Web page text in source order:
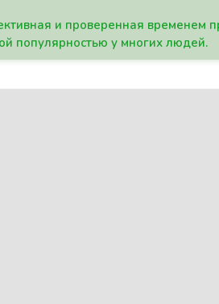
и проверенная временем
популярностью у многих людей.